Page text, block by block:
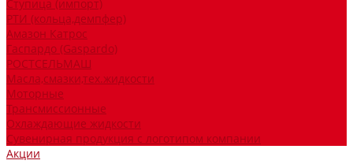
Ступица (импорт)
РТИ (кольца,демпфер)
Амазон Катрос
Гаспардо (Gaspardo)
РОСТСЕЛЬМАШ
Масла,смазки,тех.жидкости
Моторные
Трансмиссионные
Охлаждающие жидкости
Сувенирная продукция с логотипом компании
Акции